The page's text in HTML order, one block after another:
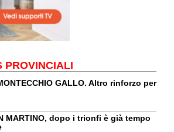
PROVINCIALI
GALLO. Altro rinforzo per
MARTINO, dopo i trionfi è già tempo